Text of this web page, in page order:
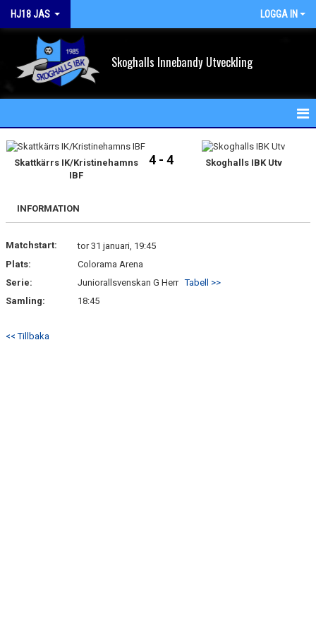
HJ18 JAS LOGGA IN
Skoghalls Innebandy Utveckling
HEM
TRUPPEN
Skattkärrs IK/Kristinehamns
IBF
4 - 4 Skoghalls IBK Utv
INFORMATION
Matchstart:
tor 31 januari, 19:45
Plats:
Colorama Arena
Serie:
Juniorallsvenskan G HerrTabell >>
Samling:
18:45
<< Tillbaka